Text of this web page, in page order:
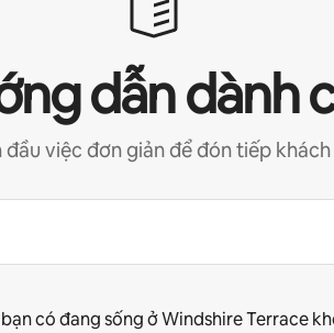
dẫn dành
đầu việc đơn giản để đón tiếp
có đang sống ở Windshire Terrace